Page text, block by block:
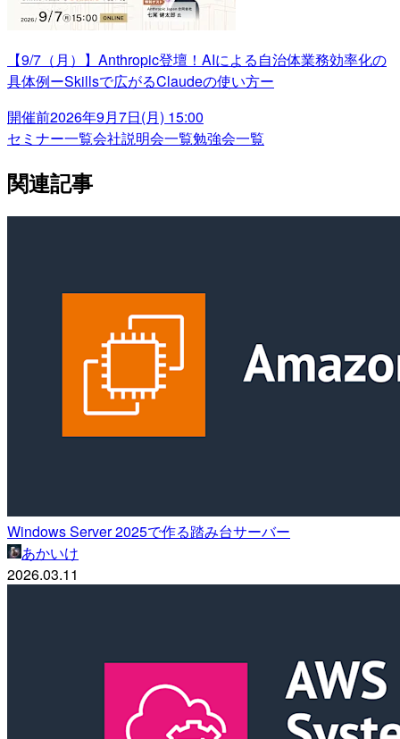
【9/7（月）】Anthropic登壇！AIによる自治体業務効率化の
具体例ーSkillsで広がるClaudeの使い方ー
開催前2026年9月7日(月) 15:00
セミナー一覧会社説明会一覧勉強会一覧
関連記事
Windows Server 2025で作る踏み台サーバー
あかいけ
2026.03.11